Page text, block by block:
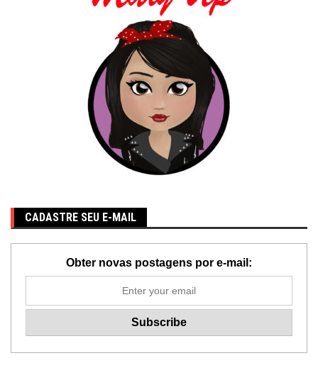
CADASTRE SEU E-MAIL
Obter novas postagens por e-mail: